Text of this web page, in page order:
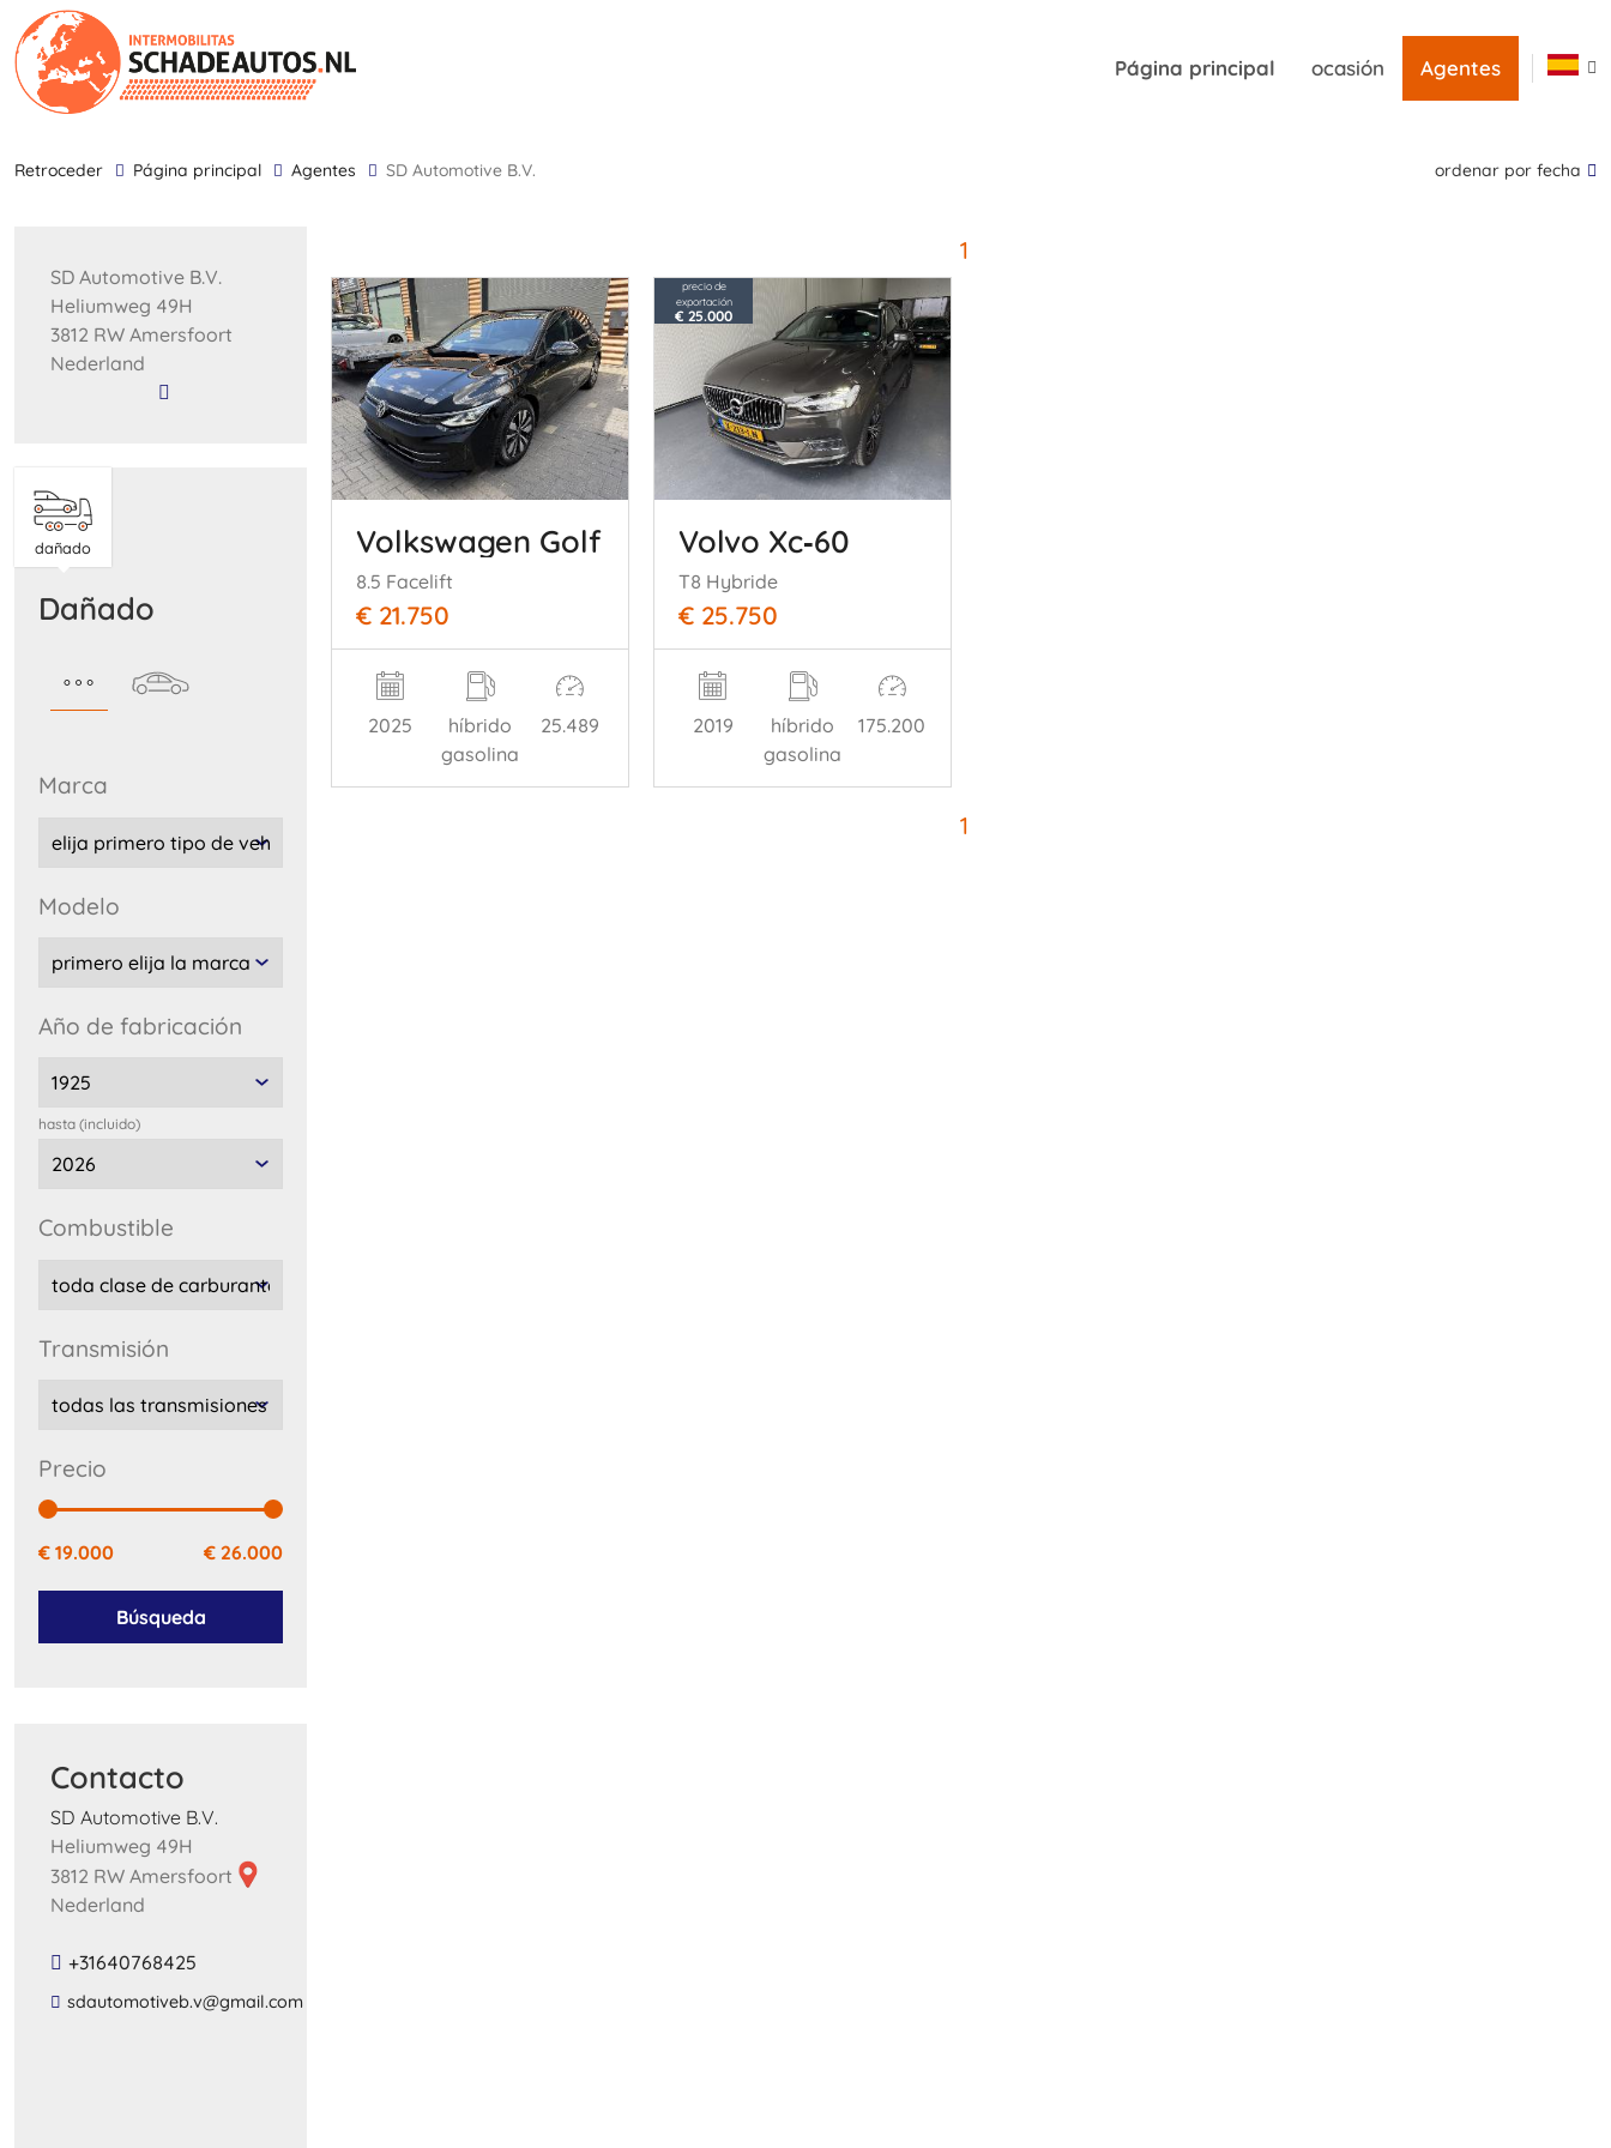
Página principal ocasión Agentes
retroceder Página principal Agentes SD Automotive B.V. ordenar por fecha
SD Automotive B.V.
Heliumweg 49H
3812 RW Amersfoort
Nederland
dañado
dañado
marca
modelo
año de fabricación
hasta (incluido)
combustible
transmisión
precio
€ 19.000 € 26.000
Búsqueda
Contacto
SD Automotive B.V.
Heliumweg 49H
3812 RW Amersfoort
Nederland
+31640768425
​sdautomotiveb​.​v​@​gmail​.​com​
1
Volkswagen Golf
8.5 Facelift
€ 21.750
2025
híbrido
gasolina
25.489
precio de
exportación
€ 25.000
Volvo Xc‑60
T8 Hybride
€ 25.750
2019
híbrido
gasolina
175.200
1